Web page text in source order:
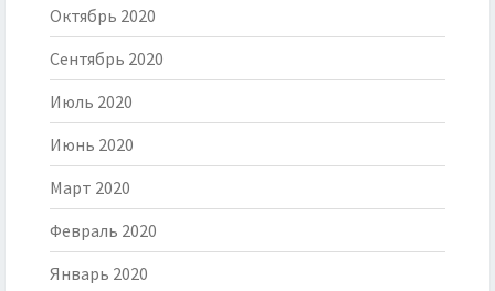
Октябрь 2020
Сентябрь 2020
Июль 2020
Июнь 2020
Март 2020
Февраль 2020
Январь 2020